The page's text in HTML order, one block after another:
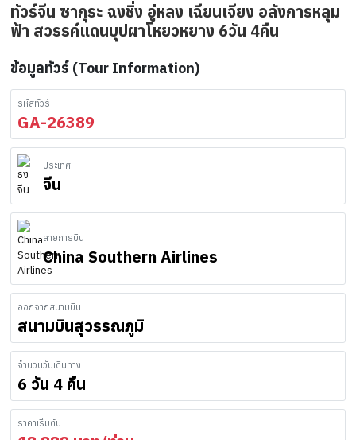
ทัวร์จีน ซากุระ ฉงชิ่ง อู่หลง เฉียนเจียง อลังการหลุม
ฟ้า สวรรค์แดนบุปผาโหยวหยาง 6วัน 4คืน
ข้อมูลทัวร์ (Tour Information)
รหัสทัวร์
GA-26389
ประเทศ
จีน
สายการบิน
China Southern Airlines
ออกจากสนามบิน
สนามบินสุวรรณภูมิ
จำนวนวันเดินทาง
6 วัน 4 คืน
ราคาเริ่มต้น